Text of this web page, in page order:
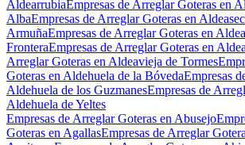
AldearrubiaEmpresas de Arreglar Goteras en
AlbaEmpresas de Arreglar Goteras en
ArmuñaEmpresas de Arreglar Goteras en
FronteraEmpresas de Arreglar Goteras en
Arreglar Goteras en Aldeavieja de Tormes
Goteras en Aldehuela de la BóvedaEmpresas
Aldehuela de los GuzmanesEmpresas de
Aldehuela de Yeltes
Empresas de Arreglar Goteras en Abusejo
Goteras en AgallasEmpresas de Arreglar